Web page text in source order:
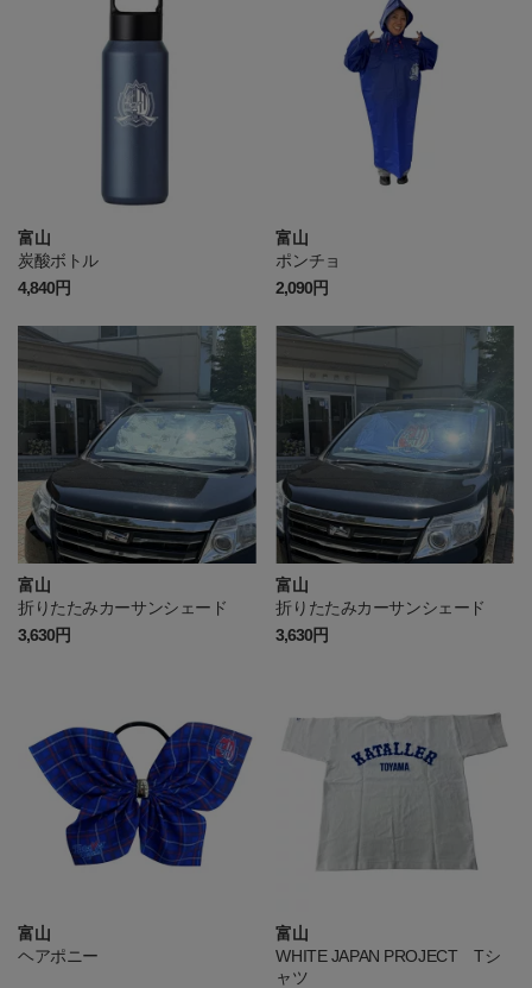
富山
炭酸ボトル
4,840円
富山
ポンチョ
2,090円
富山
折りたたみカーサンシェード
3,630円
富山
折りたたみカーサンシェード
3,630円
富山
ヘアポニー
富山
WHITE JAPAN PROJECT Tシ
ャツ